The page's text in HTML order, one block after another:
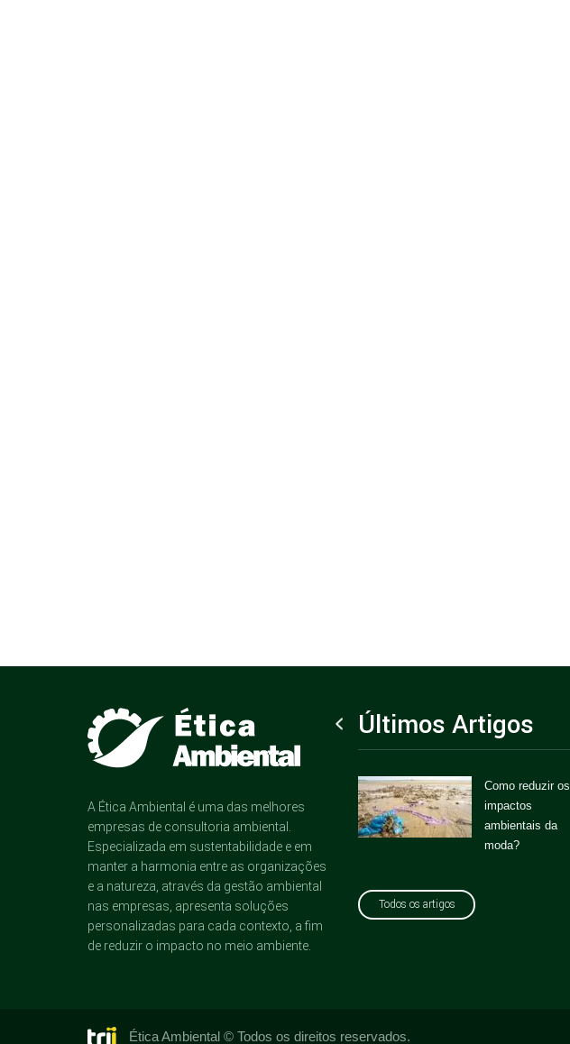
A Ética Ambiental é uma das melhores
empresas de consultoria ambiental.
Especializada em sustentabilidade e em
manter a harmonia entre as organizações
e a natureza, através da gestão ambiental
nas empresas, apresenta soluções
personalizadas para cada contexto, a fim
de reduzir o impacto no meio ambiente.
Últimos Artigos
para
práticas
sustentáveis na
moda?
Como reduzir os
impactos
ambientais da
moda?
Todos os artigos
Ética Ambiental © Todos os direitos reservados.